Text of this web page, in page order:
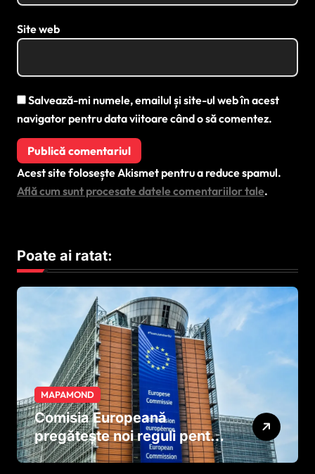
Site web
Salvează-mi numele, emailul și site-ul web în acest
navigator pentru data viitoare când o să comentez.
Acest site folosește Akismet pentru a reduce spamul.
Află cum sunt procesate datele comentariilor tale.
Poate ai ratat:
MAPAMOND
Comisia Europeană
pregătește noi reguli pentru
tutun și țigările electronice